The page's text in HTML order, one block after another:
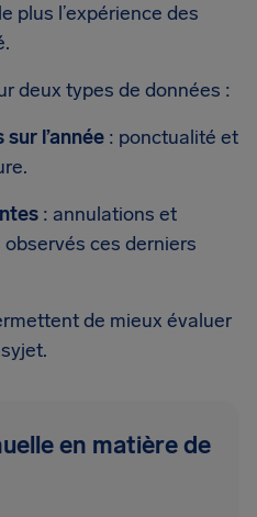
plus l’expérience des
deux types de données :
l’année : ponctualité et
: annulations et
ces derniers
de mieux évaluer
en matière de